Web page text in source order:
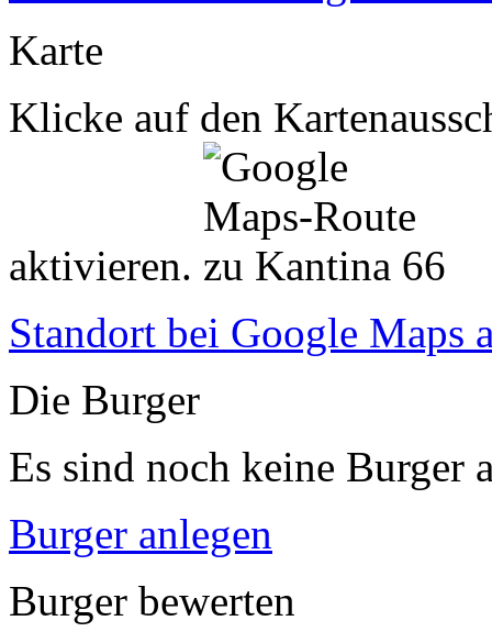
Karte
Klicke auf den
aktivieren.
Standort bei Google Maps
Die Burger
Es sind noch keine Burger
Burger anlegen
Burger bewerten